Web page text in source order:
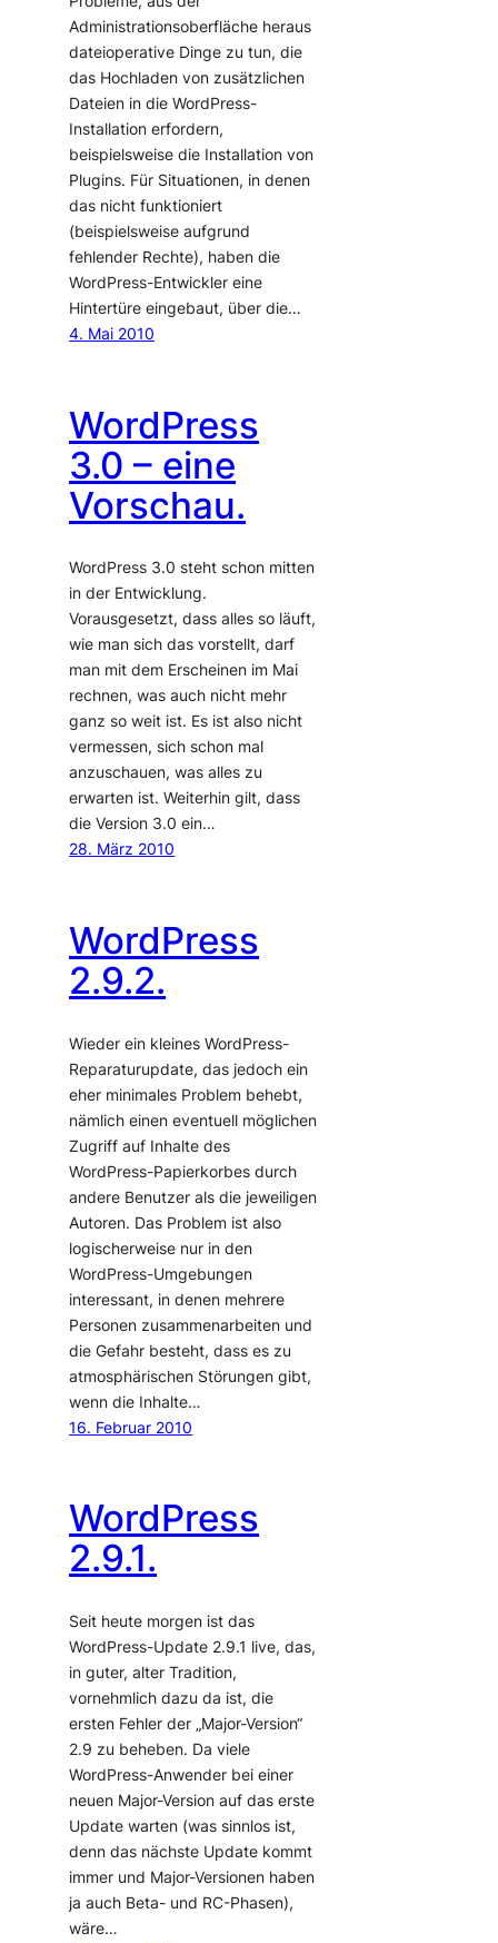
Administrationsoberfläche heraus
dateioperative Dinge zu tun, die
das Hochladen von zusätzlichen
Dateien in die WordPress-
Installation erfordern,
beispielsweise die Installation von
Plugins. Für Situationen, in denen
das nicht funktioniert
(beispielsweise aufgrund
fehlender Rechte), haben die
WordPress-Entwickler eine
Hintertüre eingebaut, über die…
4. Mai 2010
WordPress
3.0 – eine
Vorschau.
WordPress 3.0 steht schon mitten
in der Entwicklung.
Vorausgesetzt, dass alles so läuft,
wie man sich das vorstellt, darf
man mit dem Erscheinen im Mai
rechnen, was auch nicht mehr
ganz so weit ist. Es ist also nicht
vermessen, sich schon mal
anzuschauen, was alles zu
erwarten ist. Weiterhin gilt, dass
die Version 3.0 ein…
28. März 2010
WordPress
2.9.2.
Wieder ein kleines WordPress-
Reparaturupdate, das jedoch ein
eher minimales Problem behebt,
nämlich einen eventuell möglichen
Zugriff auf Inhalte des
WordPress-Papierkorbes durch
andere Benutzer als die jeweiligen
Autoren. Das Problem ist also
logischerweise nur in den
WordPress-Umgebungen
interessant, in denen mehrere
Personen zusammenarbeiten und
die Gefahr besteht, dass es zu
atmosphärischen Störungen gibt,
wenn die Inhalte…
16. Februar 2010
WordPress
2.9.1.
Seit heute morgen ist das
WordPress-Update 2.9.1 live, das,
in guter, alter Tradition,
vornehmlich dazu da ist, die
ersten Fehler der „Major-Version“
2.9 zu beheben. Da viele
WordPress-Anwender bei einer
neuen Major-Version auf das erste
Update warten (was sinnlos ist,
denn das nächste Update kommt
immer und Major-Versionen haben
ja auch Beta- und RC-Phasen),
wäre…